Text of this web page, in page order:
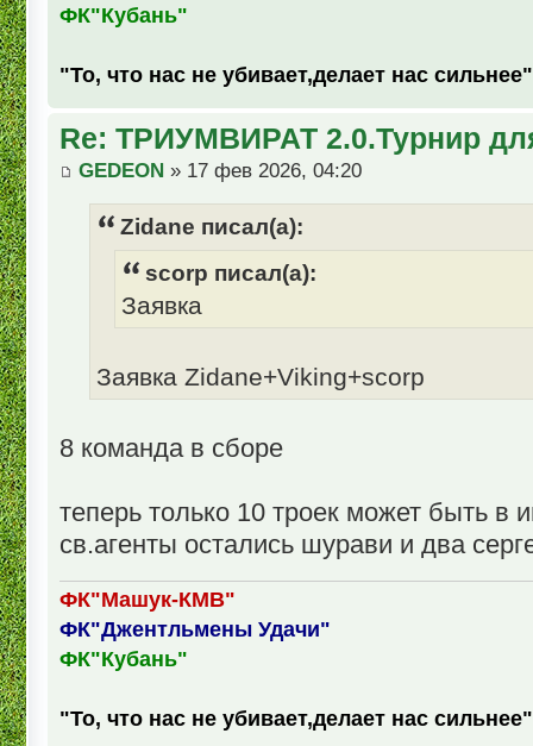
ФК"Кубань"
"То, что нас не убивает,делает нас сильнее"
Re: ТРИУМВИРАТ 2.0.Турнир
GEDEON » 17 фев 2026, 04:20
Zidane писал(а):
scorp писал(а):
Заявка
Заявка Zidane+Viking+scorp
8 команда в сборе
теперь только 10 троек может быть в
св.агенты остались шурави и два
ФК"Машук-КМВ"
ФК"Джентльмены Удачи"
ФК"Кубань"
"То, что нас не убивает,делает нас сильнее"